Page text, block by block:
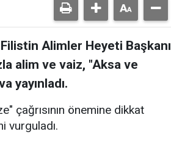
Alimler Heyeti Başkanı
alim ve vaiz, "Aksa ve
yayınladı.
çağrısının önemine dikkat
vurguladı.